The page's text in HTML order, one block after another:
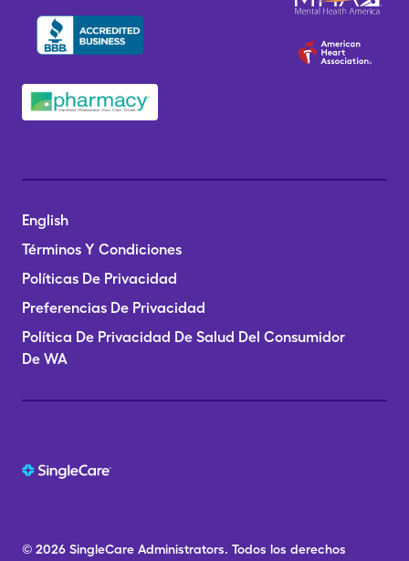
English
Términos Y Condiciones
Políticas De Privacidad
Preferencias De Privacidad
Política De Privacidad De Salud Del Consumidor
De WA
© 2026 SingleCare Administrators. Todos los derechos